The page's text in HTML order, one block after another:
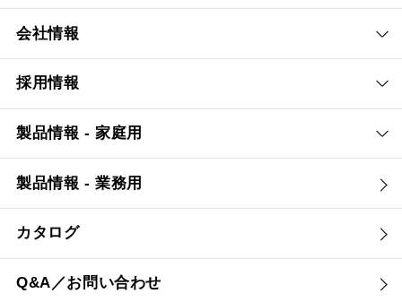
会社情報
採用情報
製品情報 - 家庭用
製品情報 - 業務用
カタログ
Q&A／お問い合わせ